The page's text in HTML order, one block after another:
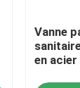
Vanne
en